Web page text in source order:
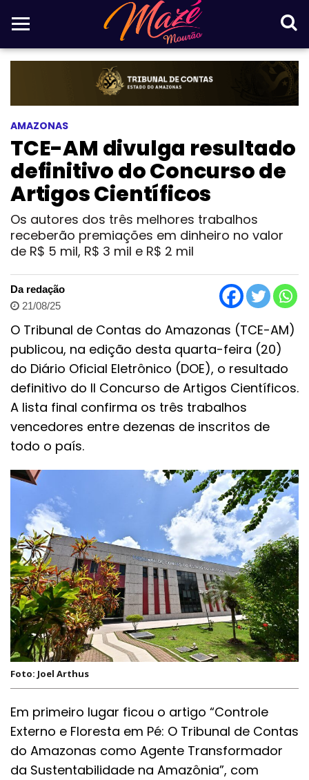
AMAZONAS
TCE-AM divulga resultado
definitivo do Concurso de
Artigos Científicos
Os autores dos três melhores trabalhos
receberão premiações em dinheiro no valor
de R$ 5 mil, R$ 3 mil e R$ 2 mil
Da redação
21/08/25
O Tribunal de Contas do Amazonas (TCE-AM)
publicou, na edição desta quarta-feira (20)
do Diário Oficial Eletrônico (DOE), o resultado
definitivo do II Concurso de Artigos Científicos.
A lista final confirma os três trabalhos
vencedores entre dezenas de inscritos de
todo o país.
Foto: Joel Arthus
Em primeiro lugar ficou o artigo “Controle
Externo e Floresta em Pé: O Tribunal de Contas
do Amazonas como Agente Transformador
da Sustentabilidade na Amazônia”, com